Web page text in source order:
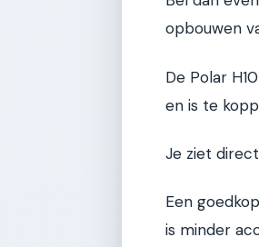
opbouwen
De Polar
en is te
Je ziet
Een
is minder